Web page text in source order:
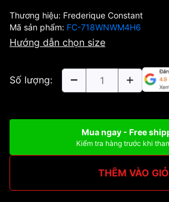
Thương hiệu: Frederique Constant
Mã sản phẩm: FC-718WNWM4H6
Hướng dẫn chọn size
Số lượng:
Mua ngay - Free
Kiểm tra hàng trước khi
THÊM VÀO GIỎ